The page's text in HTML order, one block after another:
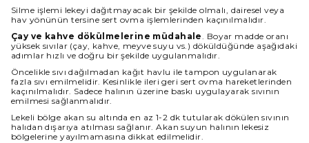
Silme işlemi lekeyi dağıtmayacak bir şekilde olmalı, dairesel veya
hav yönünün tersine sert ovma işlemlerinden kaçınılmalıdır.
Çay ve kahve dökülmelerine müdahale. Boyar madde oranı
yüksek sıvılar (çay, kahve, meyve suyu vs.) döküldüğünde aşağıdaki
adımlar hızlı ve doğru bir şekilde uygulanmalıdır.
Öncelikle sıvı dağılmadan kağıt havlu ile tampon uygulanarak
fazla sıvı emilmelidir. Kesinlikle ileri geri sert ovma hareketlerinden
kaçınılmalıdır. Sadece halının üzerine baskı uygulayarak sıvının
emilmesi sağlanmalıdır.
Lekeli bölge akan su altında en az 1-2 dk tutularak dökülen sıvının
halıdan dışarıya atılması sağlanır. Akan suyun halının lekesiz
bölgelerine yayılmamasına dikkat edilmelidir.